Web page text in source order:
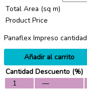
Total Area (sq m)
Product Price
Panaflex Impreso cantidad
Añadir al carrito
Cantidad Descuento (%)
1
—